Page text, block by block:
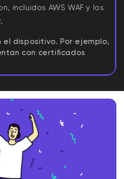
incluidos AWS WAF y los
el dispositivo. Por ejemplo,
con certificados